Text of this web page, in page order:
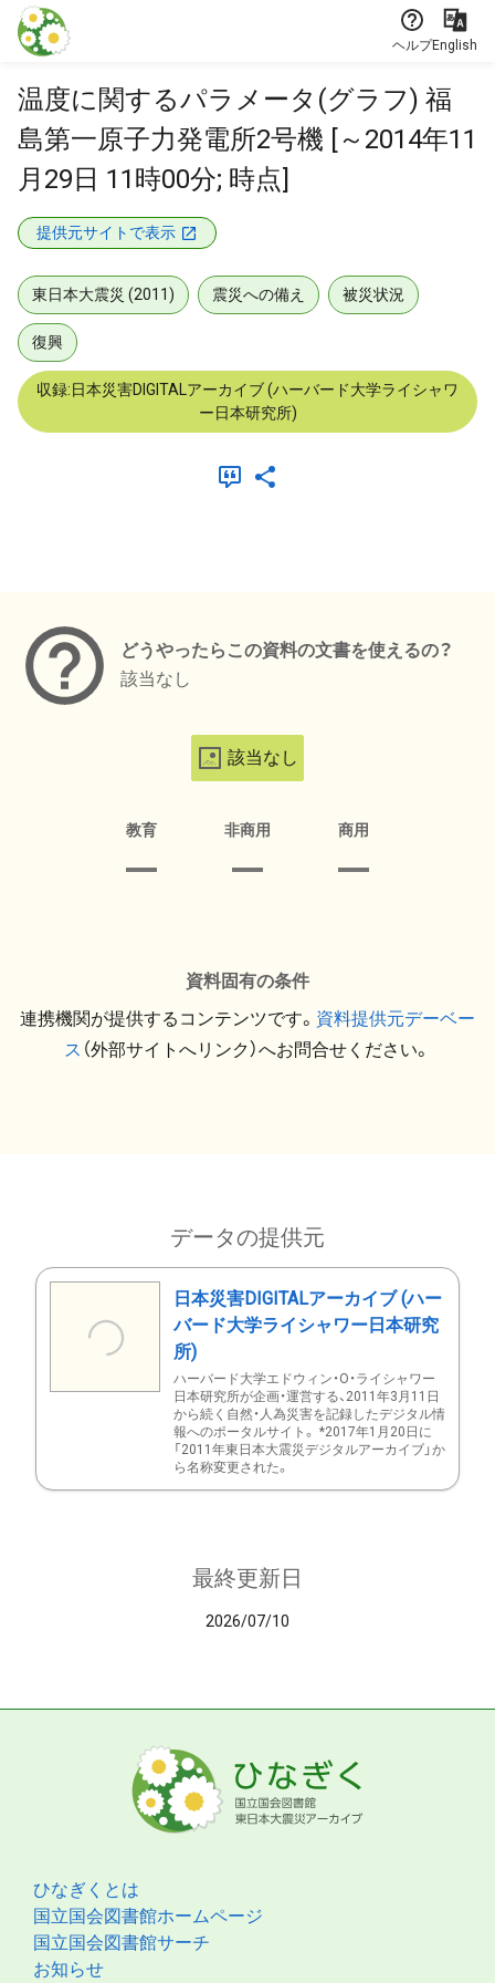
本文に飛ぶ
ヘルプEnglish
温度に関するパラメータ(グラフ) 福
島第一原子力発電所2号機 [～2014年11
月29日 11時00分; 時点]
提供元サイトで表示
東日本大震災 (2011) 震災への備え 被災状況
復興
収録:日本災害DIGITALアーカイブ (ハーバード大学ライシャワ
ー日本研究所)
どうやったらこの資料の文書を使えるの？
該当なし
該当なし
教育 非商用 商用
資料固有の条件
連携機関が提供するコンテンツです。 資料提供元デーベー
ス （外部サイトへリンク）へお問合せください。
データの提供元
日本災害DIGITALアーカイブ (ハー
バード大学ライシャワー日本研究
所)
ハーバード大学エドウィン・O・ライシャワー
日本研究所が企画・運営する、2011年3月11日
から続く自然・人為災害を記録したデジタル情
報へのポータルサイト。 *2017年1月20日に
「2011年東日本大震災デジタルアーカイブ」か
ら名称変更された。
最終更新日
2026/07/10
ひなぎくとは
国立国会図書館ホームページ
国立国会図書館サーチ
お知らせ